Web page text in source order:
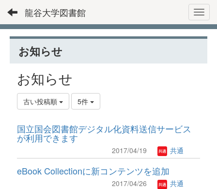
龍谷大学図書館
お知らせ
お知らせ
古い投稿順 5件
国立国会図書館デジタル化資料送信サービス
が利用できます
2017/04/19 共通
eBook Collectionに新コンテンツを追加
2017/04/26 共通